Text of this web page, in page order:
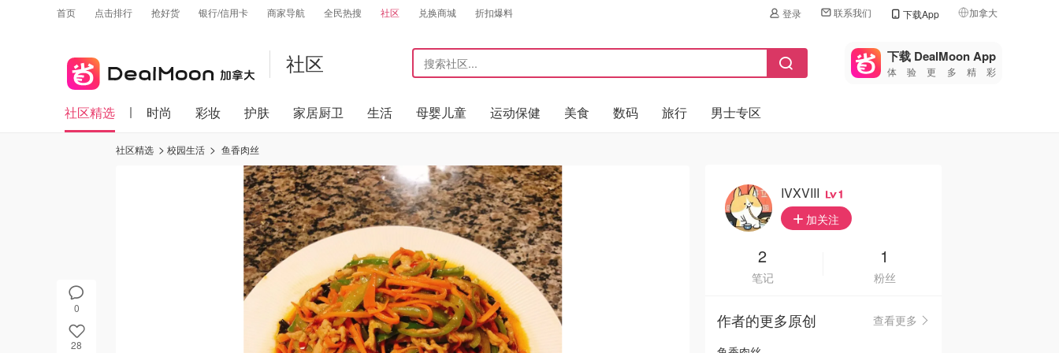
首页 点击排行 抢好货 银行/信用卡 商家导航 全民热搜 社区 兑换商城 折扣爆料 登录 联系我们 下载App 加拿大
🇺🇸
美国
🇨🇳中国
🇦🇺
🇳🇿新西兰
社区 下载 DealMoon App
体验更多精彩
社区精选 时尚 彩妆 护肤 家居厨卫 生活 母婴儿童 运动保健 美食 数码 旅行 男士专区
0
28
社区精选 校园生活 鱼香肉丝
IVXVIII 1
加关注
2
笔记
1
粉丝
作者的更多原创
查看更多